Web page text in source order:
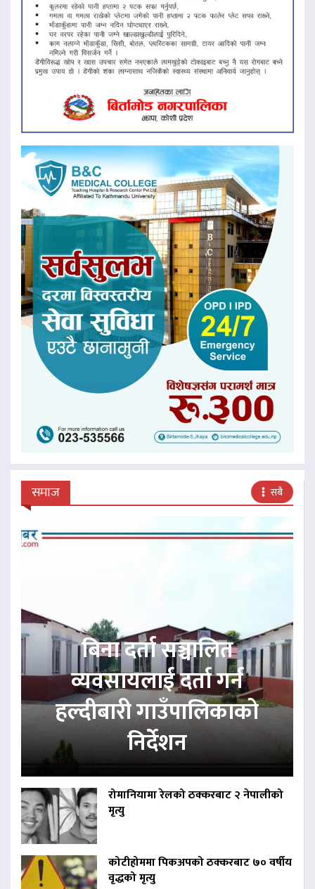
समाज सबै
बिना दर्ता सञ्चालित
व्यवसायलाई दर्ता गर्न
हल्दीबारी गाउँपालिकाको
निर्देशन
रोमानियामा रेलको ठक्करबाट २ नेपालीको
मृत्यु
कोटीहोममा पिकअपको ठक्करबाट ७० वर्षीय
वृद्धको मृत्यु